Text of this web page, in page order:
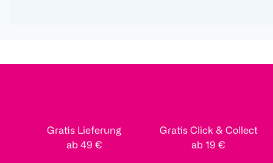
Gratis Lieferung
ab 49 €
Gratis Click & Collect
ab 19 €